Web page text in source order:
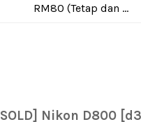
RM80 (Tetap dan ...
[SOLD] Nikon D800